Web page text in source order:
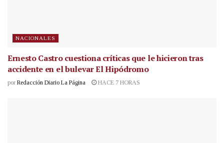
NACIONALES
Ernesto Castro cuestiona críticas que le hicieron tras
accidente en el bulevar El Hipódromo
por Redacción Diario La Página HACE 7 HORAS